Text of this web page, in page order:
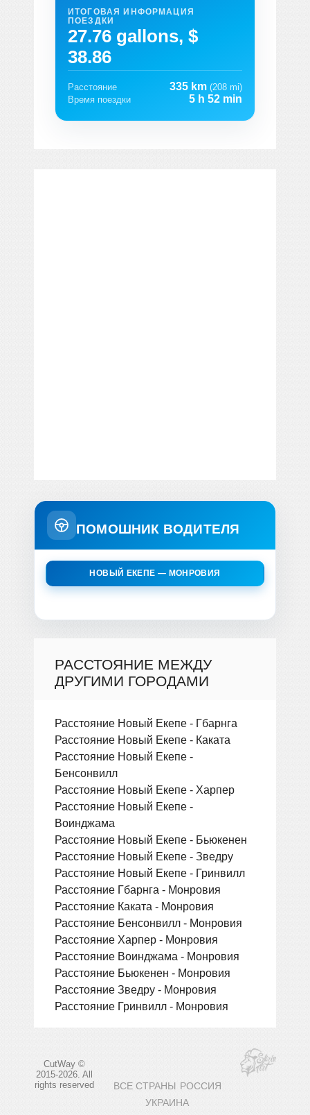
ИТОГОВАЯ ИНФОРМАЦИЯ
ПОЕЗДКИ
27.76 gallons, $
38.86
Расстояние 335 km (208 mi)
Время поездки
5 h 52 min
ПОМОШНИК ВОДИТЕЛЯ
НОВЫЙ ЕКЕПЕ — МОНРОВИЯ
РАССТОЯНИЕ МЕЖДУ
ДРУГИМИ ГОРОДАМИ
Расстояние Новый Екепе - Гбарнга
Расстояние Новый Екепе - Каката
Расстояние Новый Екепе -
Бенсонвилл
Расстояние Новый Екепе - Харпер
Расстояние Новый Екепе -
Воинджама
Расстояние Новый Екепе - Бьюкенен
Расстояние Новый Екепе - Зведру
Расстояние Новый Екепе - Гринвилл
Расстояние Гбарнга - Монровия
Расстояние Каката - Монровия
Расстояние Бенсонвилл - Монровия
Расстояние Харпер - Монровия
Расстояние Воинджама - Монровия
Расстояние Бьюкенен - Монровия
Расстояние Зведру - Монровия
Расстояние Гринвилл - Монровия
CutWay ©
2015-2026. All
rights reserved
ВСЕ СТРАНЫ РОССИЯ
УКРАИНА